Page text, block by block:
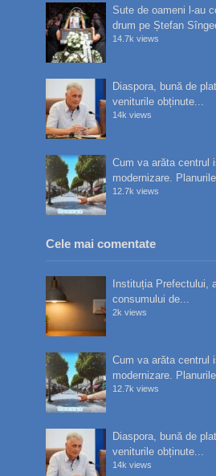
Sute de oameni l-au
drum pe Ștefan
14.7k views
Diaspora, bună de
veniturile obținute...
14k views
Cum va arăta centrul
modernizare. Planurile
12.7k views
Cele mai comentate
Instituția Prefectului,
consumului de...
2k views
Cum va arăta centrul
modernizare. Planurile
12.7k views
Diaspora, bună de
veniturile obținute...
14k views